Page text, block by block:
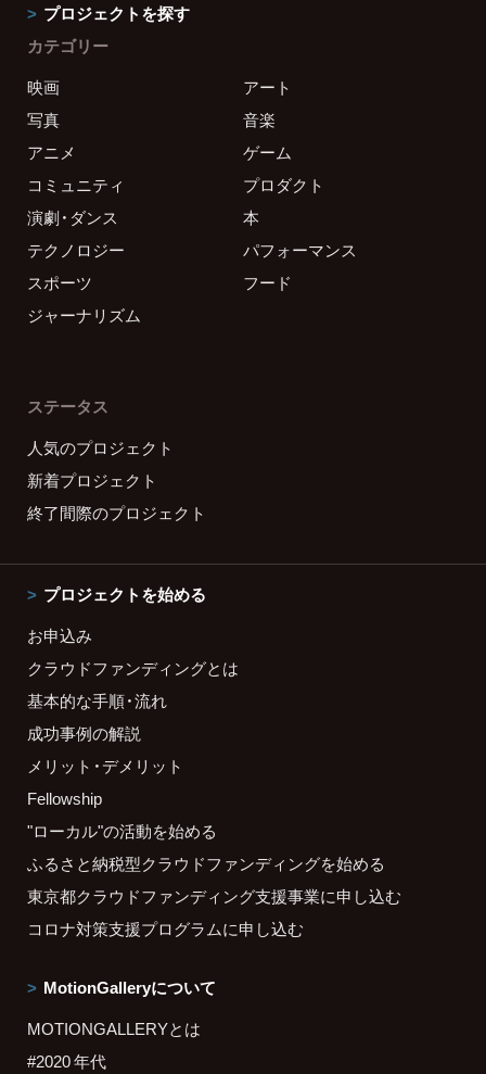
プロジェクトを探す
カテゴリー
映画
アート
写真
音楽
アニメ
ゲーム
コミュニティ
プロダクト
演劇・ダンス
本
テクノロジー
パフォーマンス
スポーツ
フード
ジャーナリズム
ステータス
人気のプロジェクト
新着プロジェクト
終了間際のプロジェクト
プロジェクトを始める
お申込み
クラウドファンディングとは
基本的な手順・流れ
成功事例の解説
メリット・デメリット
Fellowship
"ローカル"の活動を始める
ふるさと納税型クラウドファンディングを始める
東京都クラウドファンディング支援事業に申し込む
コロナ対策支援プログラムに申し込む
MotionGalleryについて
MOTIONGALLERYとは
#2020 年代